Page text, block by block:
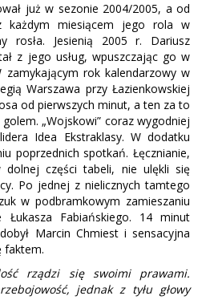
już w sezonie 2004/2005, a od
każdym miesiącem jego rola w
rosła. Jesienią 2005 r. Dariusz
z jego usług, wpuszczając go w
zamykającym rok kalendarzowy w
Warszawa przy Łazienkowskiej
od pierwszych minut, a ten za to
„Wojskowi” coraz wygodniej
Idea Ekstraklasy. W dodatku
poprzednich spotkań. Łęcznianie,
części tabeli, nie ulękli się
Po jednej z nielicznych tamtego
w podbramkowym zamieszaniu
Łukasza Fabiańskiego. 14 minut
Marcin Chmiest i sensacyjna
faktem.
rządzi się swoimi prawami.
jednak z tyłu głowy